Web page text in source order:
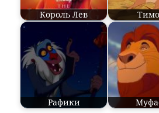
Король Лев
Рафики